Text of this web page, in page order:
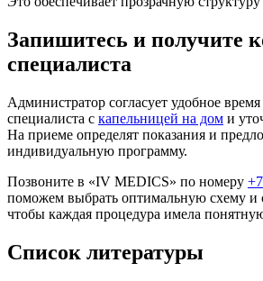
Запишитесь и получите
специалиста
Администратор согласует удобное
специалиста с капельницей на дом и
На приеме определят показания и
индивидуальную программу.
Позвоните в «IV MEDICS» по номеру
поможем выбрать оптимальную схему и
чтобы каждая процедура имела
Список литературы